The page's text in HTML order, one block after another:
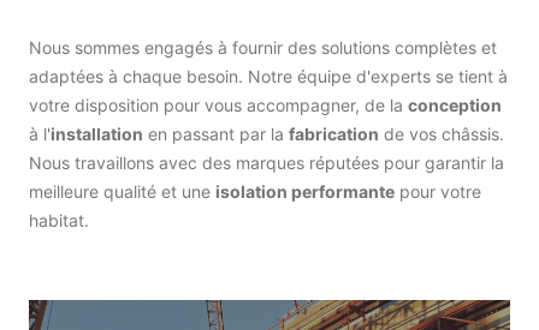
Nous sommes engagés à fournir des solutions complètes et
adaptées à chaque besoin. Notre équipe d'experts se tient à
votre disposition pour vous accompagner, de la conception
à l'installation en passant par la fabrication de vos châssis.
Nous travaillons avec des marques réputées pour garantir la
meilleure qualité et une isolation performante pour votre
habitat.